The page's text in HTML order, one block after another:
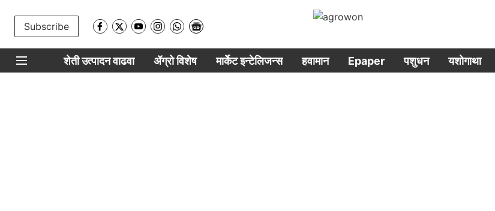
Subscribe
शेती उत्पादन वाढवा ॲग्रो विशेष मार्केट इन्टेलिजन्स हवामान Epaper पशुधन यशोगाथा